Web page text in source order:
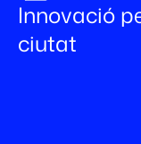
Innovació
ciutat